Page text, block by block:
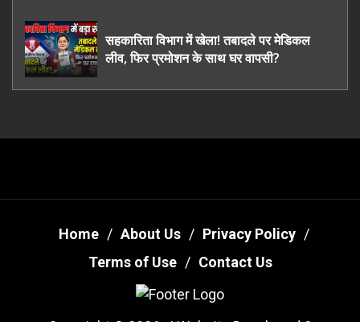
सहकारिता विभाग में खेला! तबादले पर मेडिकल
लीव, फिर प्रमोशन के साथ घर वापसी?
Home About Us
Privacy Policy
Terms of Use
Contact Us